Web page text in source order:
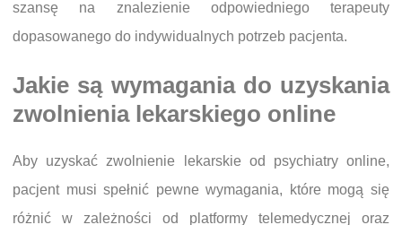
szansę na znalezienie odpowiedniego terapeuty
dopasowanego do indywidualnych potrzeb pacjenta.
Jakie są wymagania do uzyskania
zwolnienia lekarskiego online
Aby uzyskać zwolnienie lekarskie od psychiatry online,
pacjent musi spełnić pewne wymagania, które mogą się
różnić w zależności od platformy telemedycznej oraz